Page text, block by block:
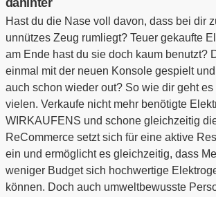
dahinter
Hast du die Nase voll davon, dass bei dir
unnützes Zeug rumliegt? Teuer gekaufte
am Ende hast du sie doch kaum benutzt?
einmal mit der neuen Konsole gespielt
auch schon wieder out? So wie dir geht
vielen. Verkaufe nicht mehr benötigte
WIRKAUFENS und schone gleichzeitig
ReCommerce setzt sich für eine aktive
ein und ermöglicht es gleichzeitig, dass
weniger Budget sich hochwertige
können. Doch auch umweltbewusste